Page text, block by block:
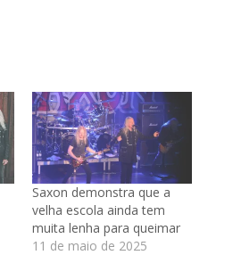
Saxon demonstra que a
velha escola ainda tem
muita lenha para queimar
11 de maio de 2025